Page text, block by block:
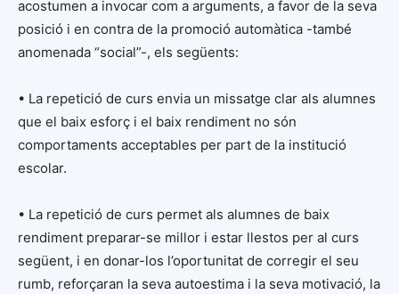
acostumen a invocar com a arguments, a favor de la seva
posició i en contra de la promoció automàtica -també
anomenada “social”-, els següents:
• La repetició de curs envia un missatge clar als alumnes
que el baix esforç i el baix rendiment no són
comportaments acceptables per part de la institució
escolar.
• La repetició de curs permet als alumnes de baix
rendiment preparar-se millor i estar llestos per al curs
següent, i en donar-los l’oportunitat de corregir el seu
rumb, reforçaran la seva autoestima i la seva motivació, la